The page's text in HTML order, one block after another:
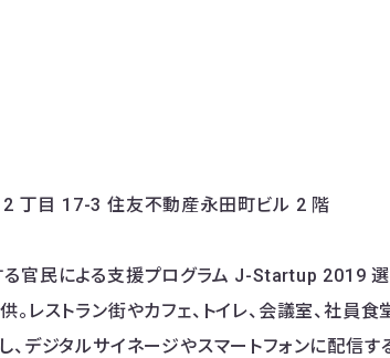
丁目 17-3 住友不動産永田町ビル 2 階
官民による支援プログラム J-Startup 2019 選
レストラン街やカフェ、トイレ、会議室、社員
デジタルサイネージやスマートフォンに配信す